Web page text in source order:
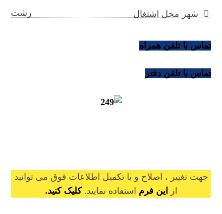
شهر محل اشتغال رشت
تماس با تلفن همراه
تماس با تلفن دفتر
جهت تغییر ، اصلاح و یا تکمیل اطلاعات فوق می توانید
از
این فرم استفاده نمایید. کلیک کنید.